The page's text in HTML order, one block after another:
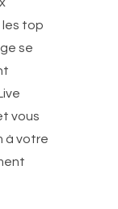
les top
se
vous
à votre